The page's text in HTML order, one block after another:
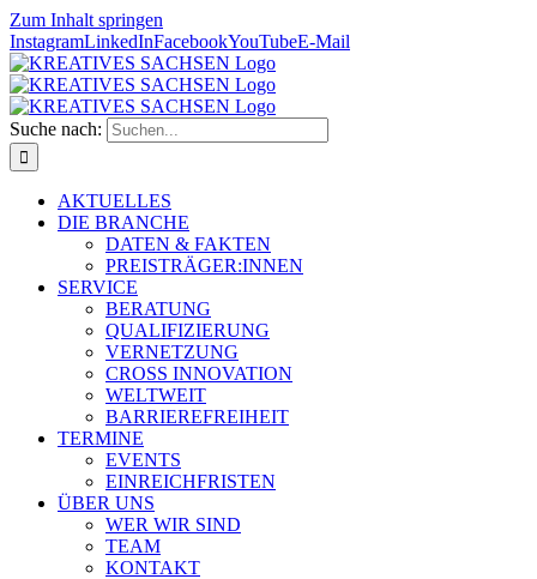
Zum Inhalt springen
InstagramLinkedInFacebookYouTubeE-Mail
Suche nach:
AKTUELLES
DIE BRANCHE
DATEN & FAKTEN
PREISTRÄGER:INNEN
SERVICE
BERATUNG
QUALIFIZIERUNG
VERNETZUNG
CROSS INNOVATION
WELTWEIT
BARRIEREFREIHEIT
TERMINE
EVENTS
EINREICHFRISTEN
ÜBER UNS
WER WIR SIND
TEAM
KONTAKT